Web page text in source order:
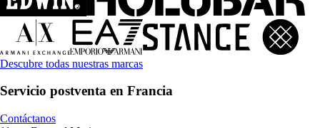
Descubre todas nuestras marcas
Servicio postventa en Francia
Contáctanos